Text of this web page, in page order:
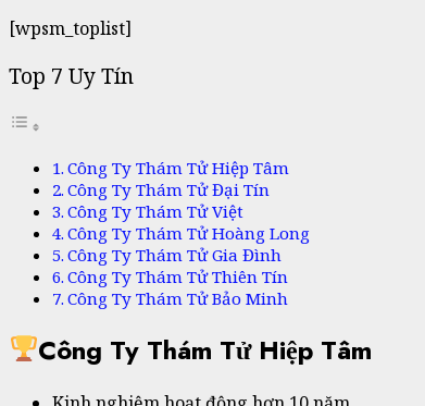
[wpsm_toplist]
Top 7 Uy Tín
Công Ty Thám Tử Hiệp Tâm
Công Ty Thám Tử Đại Tín
Công Ty Thám Tử Việt
Công Ty Thám Tử Hoàng Long
Công Ty Thám Tử Gia Đình
Công Ty Thám Tử Thiên Tín
Công Ty Thám Tử Bảo Minh
Công Ty Thám Tử Hiệp Tâm